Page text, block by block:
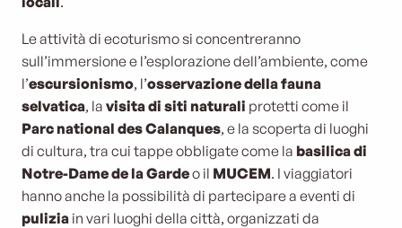
Le attività di ecoturismo si concentreranno
sull’immersione e l’esplorazione dell’ambiente, come
l’escursionismo, l’osservazione della fauna
selvatica, la visita di siti naturali protetti come il
Parc national des Calanques, e la scoperta di luoghi
di cultura, tra cui tappe obbligate come la basilica di
Notre-Dame de la Gardeo il MUCEM. I viaggiatori
hanno anche la possibilità di partecipare a eventi di
pulizia in vari luoghi della città, organizzati da